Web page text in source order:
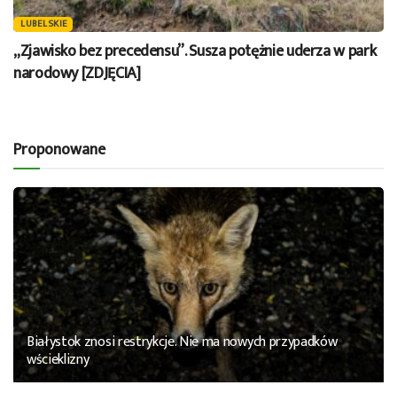
LUBELSKIE
„Zjawisko bez precedensu”. Susza potężnie uderza w park
narodowy [ZDJĘCIA]
Proponowane
Białystok znosi restrykcje. Nie ma nowych przypadków
wścieklizny